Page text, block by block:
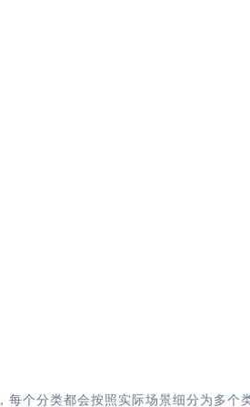
每个分类都会按照实际场景细分为多个